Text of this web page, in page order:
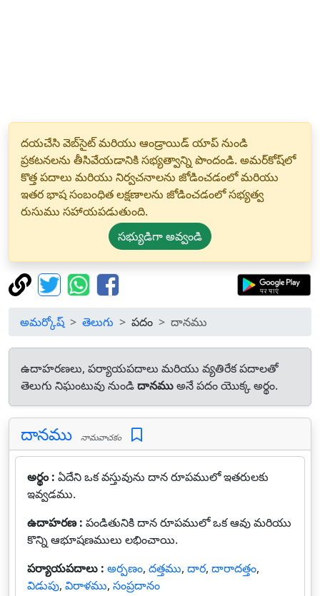
దయచేసి వెబ్‌సైట్ మరియు ఆండ్రాయిడ్ యాప్ నుండి
ప్రకటనలను తీసివేయడానికి సభ్యత్వాన్ని పొందండి. అమర్‌కోష్‌లో
కొత్త పదాలు మరియు నిర్వచనాలను జోడించడంలో మరియు
ఇతర భాష సంబంధిత లక్షణాలను జోడించడంలో సభ్యత్వ
రుసుము సహాయపడుతుంది.
సభ్యుడిగా అవ్వండి
అమర్కోష్ తెలుగు పదం దానము
ఉదాహరణలు, పర్యాయపదాలు మరియు వ్యతిరేక పదాలతో
తెలుగు నిఘంటువు నుండిదానముఅనే పదం యొక్క అర్థం.
దానము నామవాచకం
అర్థం : ఏదేని ఒక వస్తువును దాన రూపములో ఇతరులకు
ఇవ్వడము.
ఉదాహరణ : పండితునికి దాన రూపములో ఒక ఆవు మరియు
కొన్ని ఆభూషణములు లభించాయి.
పర్యాయపదాలు : అర్పణం, దత్తము, దార, దారాదత్తం,
విడుపు, విరాళము, సంప్రదానం